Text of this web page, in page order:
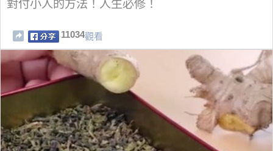
對付小人的方法！人生必修！
11034觀看